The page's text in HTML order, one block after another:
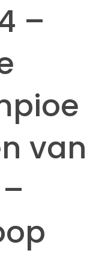
–
van